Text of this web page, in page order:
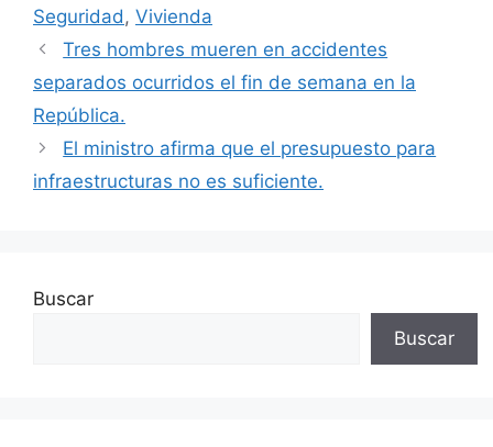
Seguridad, Vivienda
Tres hombres mueren en accidentes
separados ocurridos el fin de semana en la
República.
El ministro afirma que el presupuesto para
infraestructuras no es suficiente.
Buscar
Buscar